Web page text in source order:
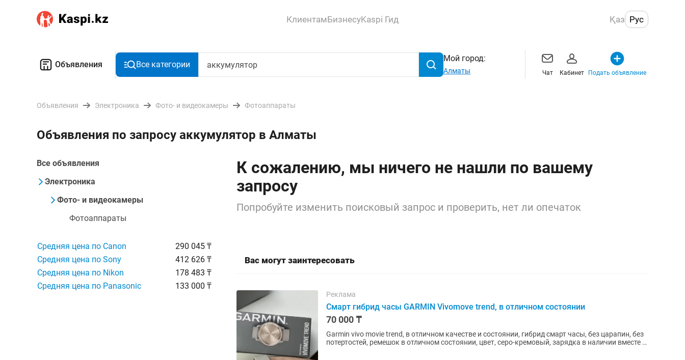
КлиентамБизнесуKaspi Гид Қаз Рус
Объявления Все категории
Мой город:
Алматы Чат Кабинет Подать объявление
Объявления Электроника Фото- и видеокамеры Фотоаппараты
Объявления по запросу аккумулятор в Алматы
Все объявления
Электроника
Фото- и видеокамеры
Фотоаппараты
Средняя цена по Canon
290 045 ₸
Средняя цена по Sony
412 626 ₸
Средняя цена по Nikon
178 483 ₸
Средняя цена по Panasonic
133 000 ₸
К сожалению, мы ничего не нашли по вашему
запросу
Попробуйте изменить поисковый запрос и проверить, нет ли опечаток
Вас могут заинтересовать
Реклама
Смарт гибрид часы GARMIN Vivomove trend, в отличном состоянии
70 000 ₸
Garmin vivo movie trend, в отличном качестве и состоянии, гибрид смарт часы, без царапин, без
потертостей, ремешок в отличном состоянии, цвет, серо-кремовый, зарядка в наличии вместе с